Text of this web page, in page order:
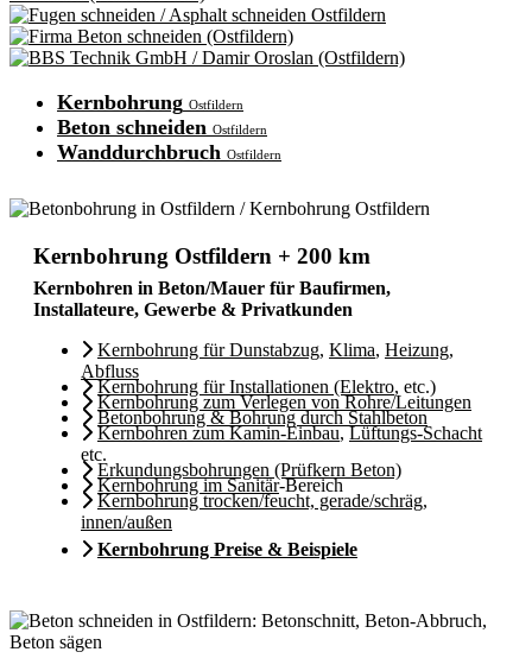
Kernbohrung Ostfildern
Beton schneiden Ostfildern
Wanddurchbruch Ostfildern
Kernbohrung Ostfildern + 200 km
Kernbohren in Beton/Mauer für Baufirmen,
Installateure, Gewerbe & Privatkunden
Kernbohrung für Dunstabzug, Klima, Heizung,
Abfluss
Kernbohrung für Installationen (Elektro, etc.)
Kernbohrung zum Verlegen von Rohre/Leitungen
Betonbohrung & Bohrung durch Stahlbeton
Kernbohren zum Kamin-Einbau,Lüftungs-Schacht
etc.
Erkundungsbohrungen (Prüfkern Beton)
Kernbohrung im Sanitär-Bereich
Kernbohrung trocken/feucht, gerade/schräg,
innen/außen
Kernbohrung Preise & Beispiele